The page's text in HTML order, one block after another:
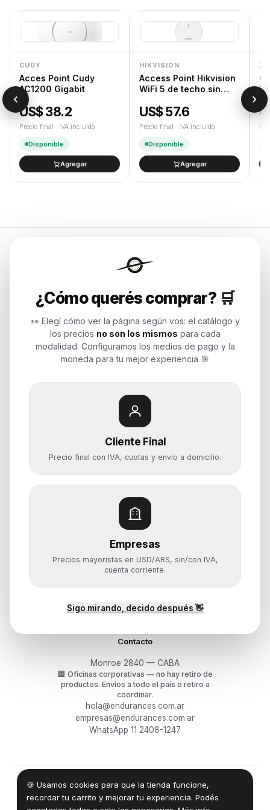
CUDY
Acces Point Cudy
AC1200 Gigabit
US$ 38.2
Precio final · IVA incluido
Disponible
Agregar
HIKVISION
Access Point Hikvision
WiFi 5 de techo sin
US$ 57.6
Precio final · IVA incluido
Disponible
Agregar
¿Cómo querés comprar? 🛒
👀 Elegí cómo ver la página según vos: el catálogo y
los precios no son los mismos para cada
modalidad. Configuramos los medios de pago y la
moneda para tu mejor experiencia 🎯
Cliente Final
Precio final con IVA, cuotas y envío a domicilio.
Empresas
Precios mayoristas en USD/ARS, sin/con IVA,
cuenta corriente.
Sigo mirando, decido después 👋
🍪 Usamos cookies para que la tienda funcione,
recordar tu carrito y mejorar tu experiencia. Podés
Endurances
Soluciones de tecnología para
Potenciamos tu mundo.
Time to work
Categorías
Notebooks
Computadoras y PCs
Componentes
Almacenamiento
Monitores y Pantallas
Ayuda
Mis pedidos
¿Cómo querés comprar?
Contacto
Monroe 2840 — CABA
🏢 Oficinas corporativas — no hay retiro de
productos. Envíos a todo el país o retiro a
coordinar.
hola@endurances.com.ar
empresas@endurances.com.ar
WhatsApp 11 2408-1247
© 2026Endurances Technology SA · CUIT 30-71861942-0
Términos·Privacidad ·Devoluciones